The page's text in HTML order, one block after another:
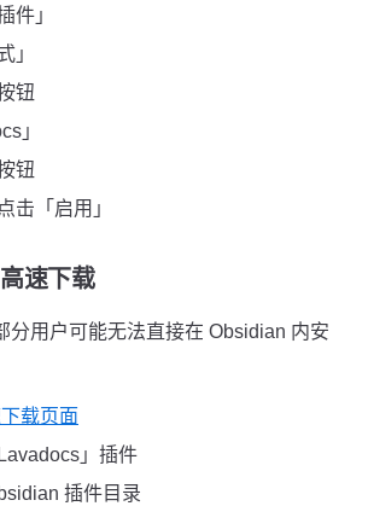
件」
」
钮
」
钮
击「启用」
速下载
分用户可能无法直接在 Obsidian 内安
载页面
」插件
插件目录